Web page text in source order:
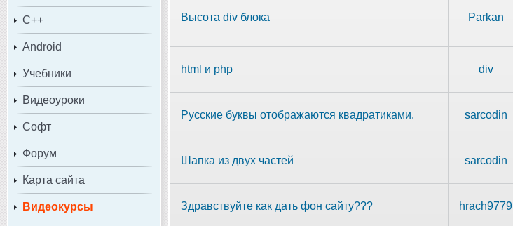
C++
Android
Учебники
Видеоуроки
Софт
Форум
Карта сайта
Видеокурсы
Высота div блока Parkan
html и php div
Русские буквы отображаются квадратиками. sarcodin
Шапка из двух частей sarcodin
Здравствуйте как дать фон сайту??? hrach9779